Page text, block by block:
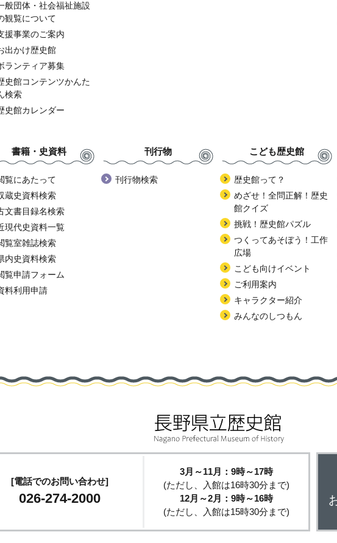
般団体・社会福祉施設
観覧について
援事業のご案内
出かけ歴史館
ランティア募集
史館コンテンツかんた
検索
史館カレンダー
書籍・史資料
覧にあたって
蔵史資料検索
文書目録名検索
現代史資料一覧
覧室雑誌検索
内史資料検索
覧申請フォーム
料利用申請
刊行物
刊行物検索
こども歴史館
歴史館って？
めざせ！全問正解！歴史
館クイズ
挑戦！歴史館パズル
つくってあそぼう！工作
広場
こども向けイベント
ご利用案内
キャラクター紹介
みんなのしつもん
[電話でのお問い合わせ]
026-274-2000
3月～11月：9時～17時
(ただし、入館は16時30分まで)
12月～2月：9時～16時
(ただし、入館は15時30分まで)